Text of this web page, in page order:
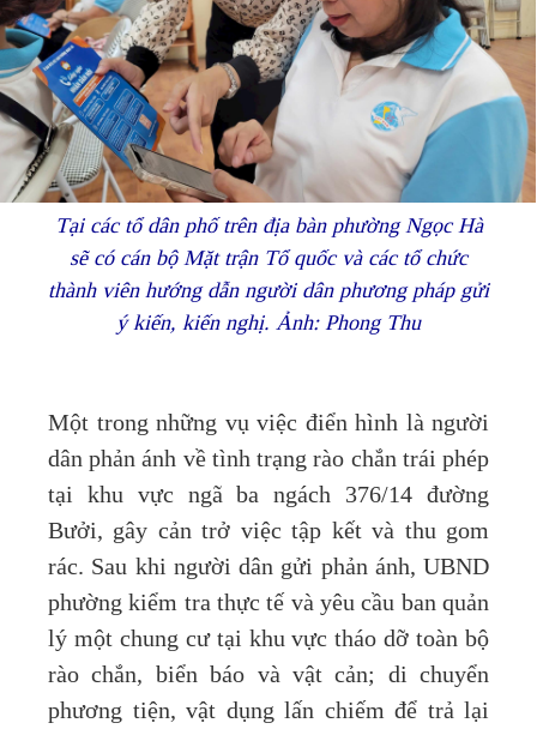
Tại các tổ dân phố trên địa bàn phường Ngọc Hà
sẽ có cán bộ Mặt trận Tổ quốc và các tổ chức
thành viên hướng dẫn người dân phương pháp gửi
ý kiến, kiến nghị. Ảnh: Phong Thu
Một trong những vụ việc điển hình là người
dân phản ánh về tình trạng rào chắn trái phép
tại khu vực ngã ba ngách 376/14 đường
Bưởi, gây cản trở việc tập kết và thu gom
rác. Sau khi người dân gửi phản ánh, UBND
phường kiểm tra thực tế và yêu cầu ban quản
lý một chung cư tại khu vực tháo dỡ toàn bộ
rào chắn, biển báo và vật cản; di chuyển
phương tiện, vật dụng lấn chiếm để trả lại